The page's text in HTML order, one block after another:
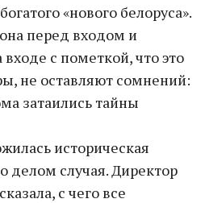
«нового белоруса».
перед входом и
входе с пометкой, что это
не оставляют сомнений:
затаились тайны
историческая
делом случая. Директор
с чего все